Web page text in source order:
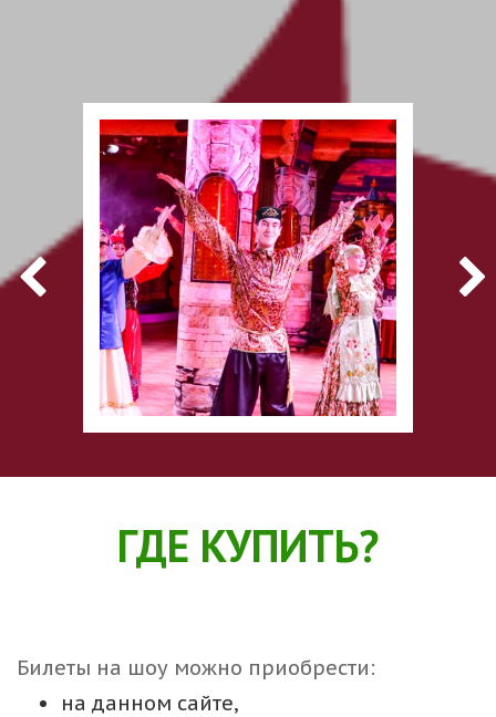
ГДЕ КУПИТЬ?
Билеты на шоу можно приобрести:
на данном сайте,